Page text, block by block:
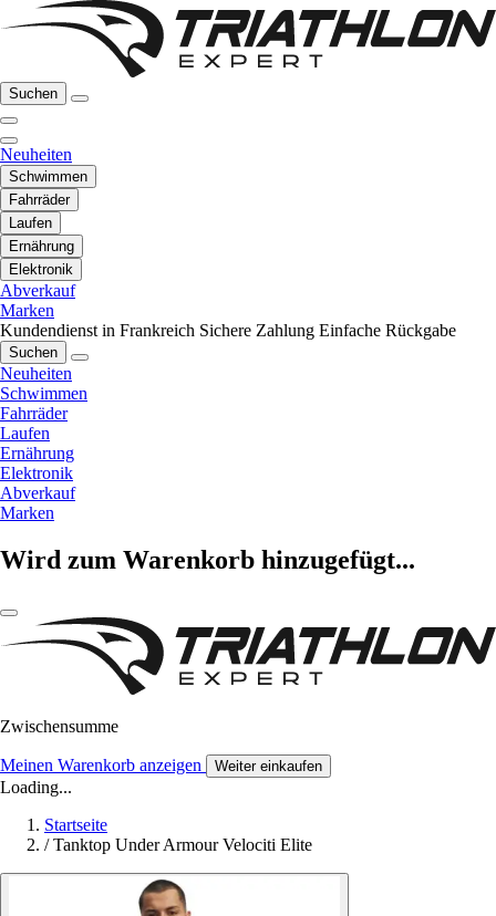
Suchen
Neuheiten
Schwimmen
Fahrräder
Laufen
Ernährung
Elektronik
Abverkauf
Marken
Kundendienst in Frankreich Sichere Zahlung Einfache Rückgabe
Suchen
Neuheiten
Schwimmen
Fahrräder
Laufen
Ernährung
Elektronik
Abverkauf
Marken
Wird zum Warenkorb hinzugefügt...
Zwischensumme
Meinen Warenkorb anzeigen Weiter einkaufen
Loading...
Startseite
/ Tanktop Under Armour Velociti Elite